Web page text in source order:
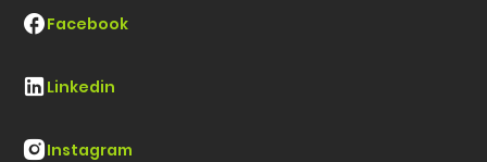
Facebook
Linkedin
Instagram